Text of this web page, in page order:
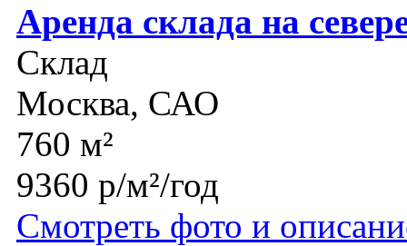
Аренда склада на
Склад
Москва, САО
760 м²
9360 р/м²/год
Смотреть фото и